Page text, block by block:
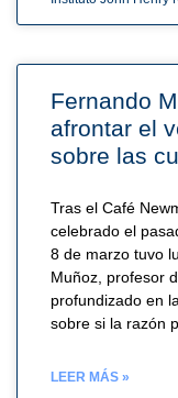
Fernando
afrontar el
sobre las
Tras el Café
celebrado el
8 de marzo tuvo
Muñoz, profesor
profundizado en
sobre si la razón
LEER MÁS »